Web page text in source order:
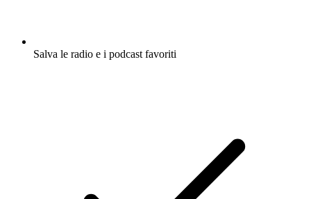
Salva le radio e i podcast favoriti